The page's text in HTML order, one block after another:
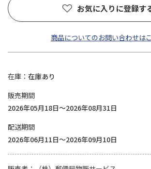
お気に入りに登録す
商品についてのお問い合わせは
在庫
在庫あり
販売期間
2026年05月18日～2026年08月31日
配送期間
2026年06月11日～2026年09月10日